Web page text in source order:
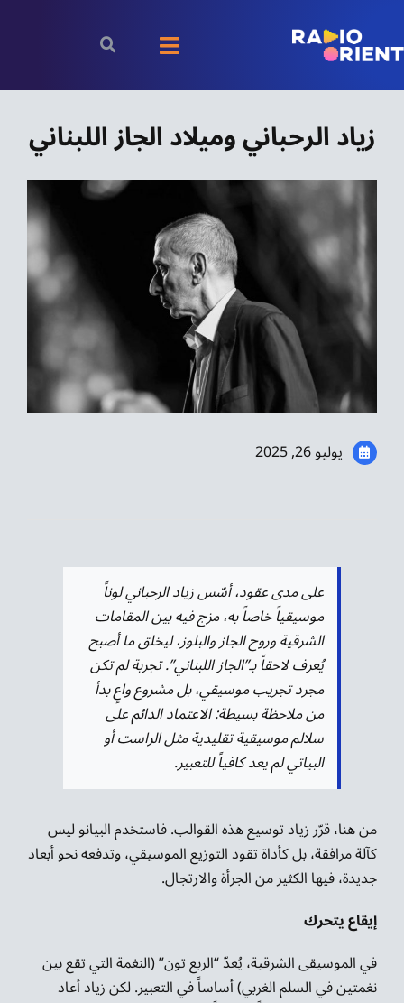
content
Toggle
Navigation
بودكاست
الأخبار
رياضة
اقتصاد
مقالات
موسيقى الشرق
زياد الرحباني وميلاد الجاز اللبناني
يوليو 26, 2025
على مدى عقود، أسّس زياد الرحباني لوناً
موسيقياً خاصاً به، مزج فيه بين المقامات
الشرقية وروح الجاز والبلوز، ليخلق ما أصبح
يُعرف لاحقاً بـ”الجاز اللبناني”. تجربة لم تكن
مجرد تجريب موسيقي، بل مشروع واعٍ بدأ
من ملاحظة بسيطة: الاعتماد الدائم على
سلالم موسيقية تقليدية مثل الراست أو
البياتي لم يعد كافياً للتعبير.
من هنا، قرّر زياد توسيع هذه القوالب. فاستخدم البيانو ليس
كآلة مرافقة، بل كأداة تقود التوزيع الموسيقي، وتدفعه نحو أبعاد
جديدة، فيها الكثير من الجرأة والارتجال.
إيقاع يتحرك
في الموسيقى الشرقية، يُعدّ “الربع تون” (النغمة التي تقع بين
نغمتين في السلم الغربي) أساساً في التعبير. لكن زياد أعاد